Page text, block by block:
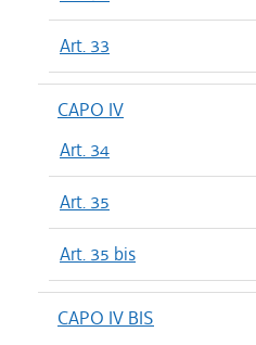
Art. 33
CAPO IV
Art. 34
Art. 35
Art. 35 bis
CAPO IV BIS